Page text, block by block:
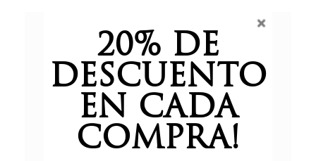
0,0
Basado en 0 reseñas.
5 estrellas
20% DE
DESCUENTO
EN CADA
COMPRA!